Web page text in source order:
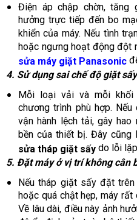
Điện áp chập chờn, tăng
hưởng trực tiếp đến bo
khiển của máy. Nếu tình
hoặc ngưng hoạt động đột
sửa máy giặt Panasonic
4. Sử dụng sai chế độ giặt sấy
Mỗi loại vải và mỗi
chương trình phù hợp.
vận hành lệch tải, gây
bền của thiết bị. Đây cũng
sửa tháp giặt sấy do lỗi
5. Đặt máy ở vị trí không cân
Nếu tháp giặt sấy đặt
hoặc quá chật hẹp, máy rất
Về lâu dài, điều này ảnh